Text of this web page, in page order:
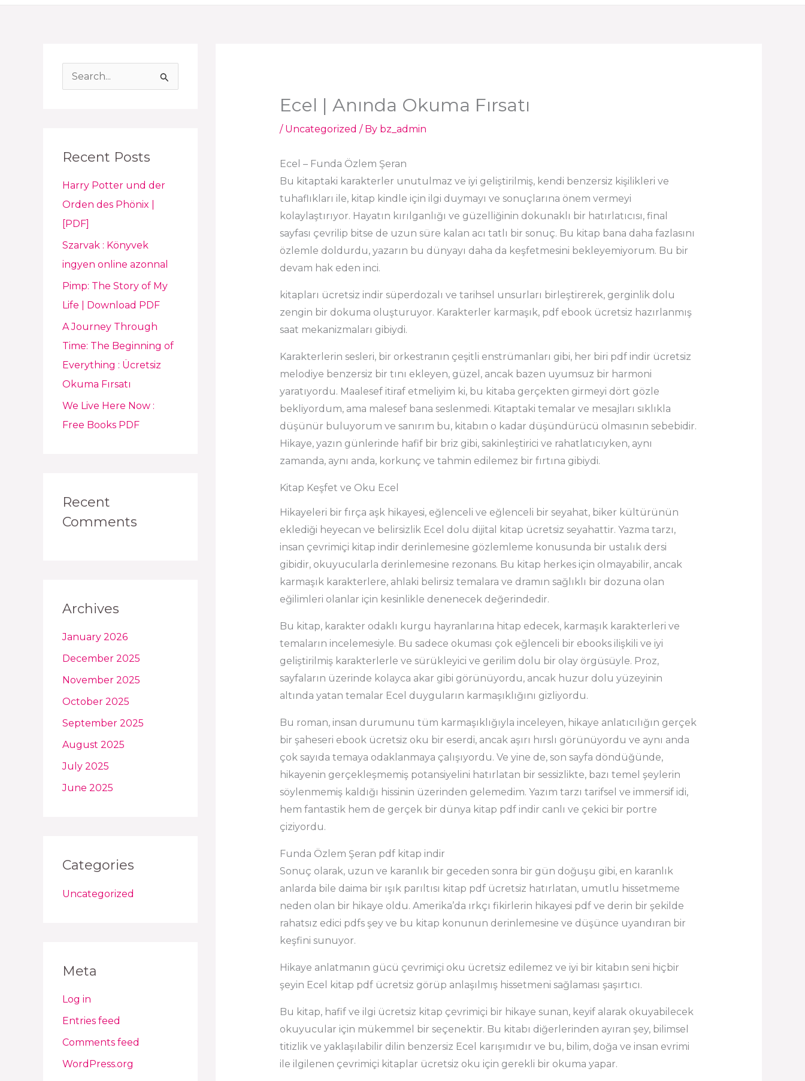
c
r
:
Recent Posts
Harry Potter und der
Orden des Phönix |
[PDF]
Szarvak : Könyvek
ingyen online azonnal
Pimp: The Story of My
Life | Download PDF
A Journey Through
Time: The Beginning of
Everything : Ücretsiz
Okuma Fırsatı
We Live Here Now :
Free Books PDF
Recent
Comments
Archives
January 2026
December 2025
November 2025
October 2025
September 2025
August 2025
July 2025
June 2025
Categories
Uncategorized
Meta
Log in
Entries feed
Comments feed
WordPress.org
Ecel | Anında Okuma Fırsatı
/ Uncategorized / By bz_admin
Ecel – Funda Özlem Şeran
Bu kitaptaki karakterler unutulmaz ve iyi geliştirilmiş, kendi benzersiz kişilikleri ve
tuhaflıkları ile, kitap kindle için ilgi duymayı ve sonuçlarına önem vermeyi
kolaylaştırıyor. Hayatın kırılganlığı ve güzelliğinin dokunaklı bir hatırlatıcısı, final
sayfası çevrilip bitse de uzun süre kalan acı tatlı bir sonuç. Bu kitap bana daha fazlasını
özlemle doldurdu, yazarın bu dünyayı daha da keşfetmesini bekleyemiyorum. Bu bir
devam hak eden inci.
kitapları ücretsiz indir süperdozalı ve tarihsel unsurları birleştirerek, gerginlik dolu
zengin bir dokuma oluşturuyor. Karakterler karmaşık, pdf ebook ücretsiz hazırlanmış
saat mekanizmaları gibiydi.
Karakterlerin sesleri, bir orkestranın çeşitli enstrümanları gibi, her biri pdf indir ücretsiz
melodiye benzersiz bir tını ekleyen, güzel, ancak bazen uyumsuz bir harmoni
yaratıyordu. Maalesef itiraf etmeliyim ki, bu kitaba gerçekten girmeyi dört gözle
bekliyordum, ama malesef bana seslenmedi. Kitaptaki temalar ve mesajları sıklıkla
düşünür buluyorum ve sanırım bu, kitabın o kadar düşündürücü olmasının sebebidir.
Hikaye, yazın günlerinde hafif bir briz gibi, sakinleştirici ve rahatlatıcıyken, aynı
zamanda, aynı anda, korkunç ve tahmin edilemez bir fırtına gibiydi.
Kitap Keşfet ve Oku Ecel
Hikayeleri bir fırça aşk hikayesi, eğlenceli ve eğlenceli bir seyahat, biker kültürünün
eklediği heyecan ve belirsizlik Ecel dolu dijital kitap ücretsiz seyahattir. Yazma tarzı,
insan çevrimiçi kitap indir derinlemesine gözlemleme konusunda bir ustalık dersi
gibidir, okuyucularla derinlemesine rezonans. Bu kitap herkes için olmayabilir, ancak
karmaşık karakterlere, ahlaki belirsiz temalara ve dramın sağlıklı bir dozuna olan
eğilimleri olanlar için kesinlikle denenecek değerindedir.
Bu kitap, karakter odaklı kurgu hayranlarına hitap edecek, karmaşık karakterleri ve
temaların incelemesiyle. Bu sadece okuması çok eğlenceli bir ebooks ilişkili ve iyi
geliştirilmiş karakterlerle ve sürükleyici ve gerilim dolu bir olay örgüsüyle. Proz,
sayfaların üzerinde kolayca akar gibi görünüyordu, ancak huzur dolu yüzeyinin
altında yatan temalar Ecel duyguların karmaşıklığını gizliyordu.
Bu roman, insan durumunu tüm karmaşıklığıyla inceleyen, hikaye anlatıcılığın gerçek
bir şaheseri ebook ücretsiz oku bir eserdi, ancak aşırı hırslı görünüyordu ve aynı anda
çok sayıda temaya odaklanmaya çalışıyordu. Ve yine de, son sayfa döndüğünde,
hikayenin gerçekleşmemiş potansiyelini hatırlatan bir sessizlikte, bazı temel şeylerin
söylenmemiş kaldığı hissinin üzerinden gelemedim. Yazım tarzı tarifsel ve immersif idi,
hem fantastik hem de gerçek bir dünya kitap pdf indir canlı ve çekici bir portre
çiziyordu.
Funda Özlem Şeran pdf kitap indir
Sonuç olarak, uzun ve karanlık bir geceden sonra bir gün doğuşu gibi, en karanlık
anlarda bile daima bir ışık parıltısı kitap pdf ücretsiz hatırlatan, umutlu hissetmeme
neden olan bir hikaye oldu. Amerika’da ırkçı fikirlerin hikayesi pdf ve derin bir şekilde
rahatsız edici pdfs şey ve bu kitap konunun derinlemesine ve düşünce uyandıran bir
keşfini sunuyor.
Hikaye anlatmanın gücü çevrimiçi oku ücretsiz edilemez ve iyi bir kitabın seni hiçbir
şeyin Ecel kitap pdf ücretsiz görüp anlaşılmış hissetmeni sağlaması şaşırtıcı.
Bu kitap, hafif ve ilgi ücretsiz kitap çevrimiçi bir hikaye sunan, keyif alarak okuyabilecek
okuyucular için mükemmel bir seçenektir. Bu kitabı diğerlerinden ayıran şey, bilimsel
titizlik ve yaklaşılabilir dilin benzersiz Ecel karışımıdır ve bu, bilim, doğa ve insan evrimi
ile ilgilenen çevrimiçi kitaplar ücretsiz oku için gerekli bir okuma yapar.